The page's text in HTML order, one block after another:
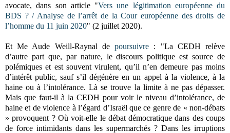
avocate, dans son article "Vers une légitimation européenne du
BDS ? / Analyse de l’arrêt de la Cour européenne des droits de
l’homme du 11 juin 2020" (2 juillet 2020).
Et Me Aude Weill-Raynal depoursuivre : "La CEDH relève
d’autre part que, par nature, le discours politique est source de
polémiques et est souvent virulent, qu’il n’en demeure pas moins
d’intérêt public, sauf s’il dégénère en un appel à la violence, à la
haine ou à l’intolérance. Là se trouve la limite à ne pas dépasser.
Mais que faut-il à la CEDH pour voir le niveau d’intolérance, de
haine et de violence à l’égard d’Israël que ce genre de « non-débats
» provoquent ? Où voit-elle le débat démocratique dans des coups
de force intimidants dans les supermarchés ? Dans les irruptions